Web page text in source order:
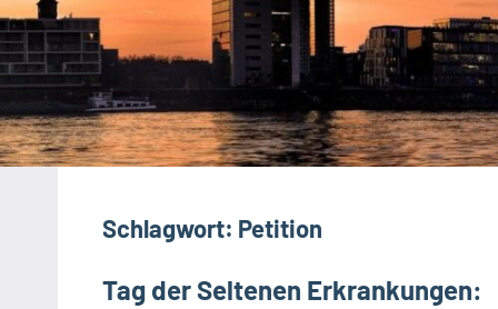
Schlagwort: Petition
Tag der Seltenen Erkrankungen: